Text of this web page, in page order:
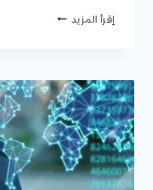
إقرأ المزيد السكرتارية
الأهداف،
الفئات
المستهدفة،
مدة
الدراسة،
طرق
الدراسة،
ومحاور